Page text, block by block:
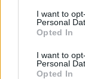
consent section.
I want to
Personal
Opted In
I want to
Personal
Opted In